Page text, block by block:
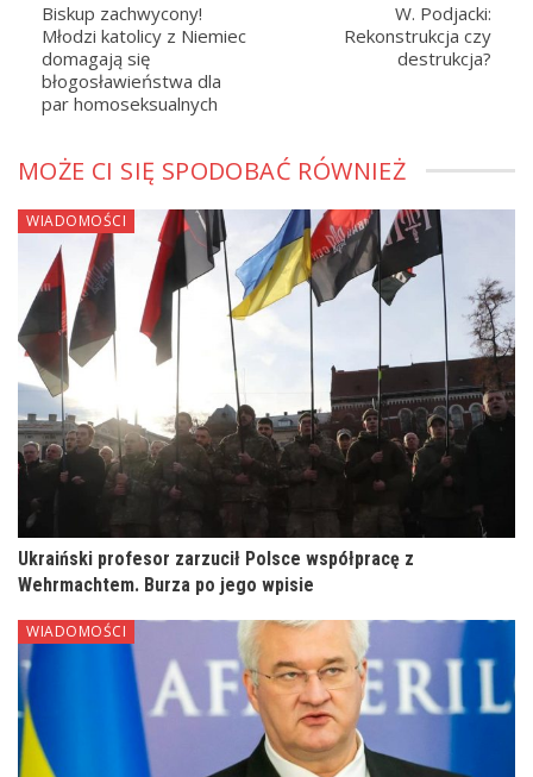
Biskup zachwycony!
Młodzi katolicy z Niemiec
domagają się
błogosławieństwa dla
par homoseksualnych
W. Podjacki:
Rekonstrukcja czy
destrukcja?
MOŻE CI SIĘ SPODOBAĆ RÓWNIEŻ
WIADOMOŚCI
Ukraiński profesor zarzucił Polsce współpracę z
Wehrmachtem. Burza po jego wpisie
WIADOMOŚCI